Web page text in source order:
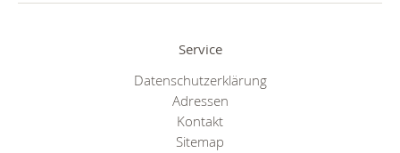
Service
Datenschutzerklärung
Adressen
Kontakt
Sitemap